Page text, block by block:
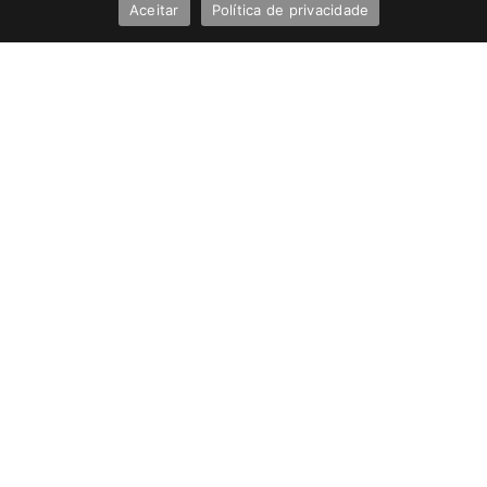
Aceitar
Política de privacidade